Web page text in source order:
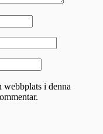
webbplats i denna